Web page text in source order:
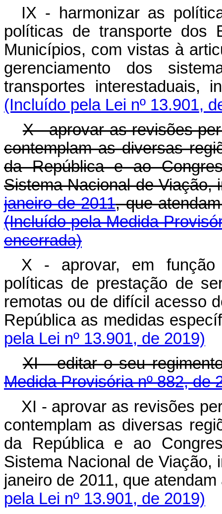
IX - harmonizar as
políticas de transporte dos
Municípios, com vistas à
gerenciamento dos
transportes
(Incluído pela Lei nº 13.901,
X - aprovar as revisões
contemplam as diversas
da República e ao
Sistema Nacional de Viação,
janeiro de 2011, que
(Incluído pela Medida
encerrada)
X - aprovar, em função
políticas de prestação de
remotas ou de difícil acesso
República as medidas
pela Lei nº 13.901, de 2019)
XI - editar o seu
Medida Provisória nº 882, de
XI - aprovar as revisões
contemplam as diversas
da República e ao
Sistema Nacional de Viação,
janeiro de 2011, que
pela Lei nº 13.901, de 2019)